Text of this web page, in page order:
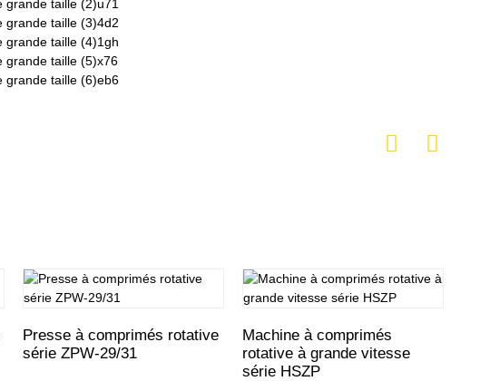
Presse à comprimés rotative
série ZPW-29/31
Machine à comprimés
rotative à grande vitesse
série HSZP